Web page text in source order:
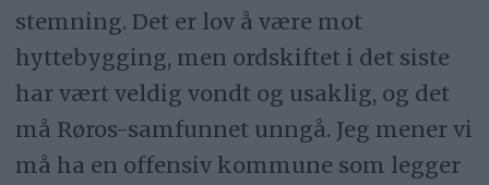
stemning. Det er lov å være mot
hyttebygging, men ordskiftet i det siste
har vært veldig vondt og usaklig, og det
må Røros-samfunnet unngå. Jeg mener vi
må ha en offensiv kommune som legger